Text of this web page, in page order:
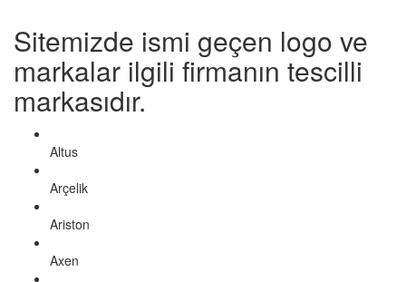
Sitemizde ismi geçen logo ve
markalar ilgili firmanın tescilli
markasıdır.
Altus
Arçelik
Ariston
Axen